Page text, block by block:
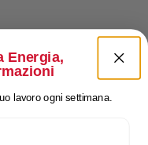
Energia,
lavoro ogni settimana.